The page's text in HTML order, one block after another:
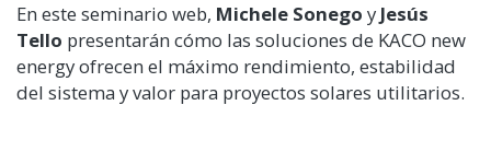
En este seminario web, Michele Sonego y Jesús
Tello presentarán cómo las soluciones de KACO new
energy ofrecen el máximo rendimiento, estabilidad
del sistema y valor para proyectos solares utilitarios.